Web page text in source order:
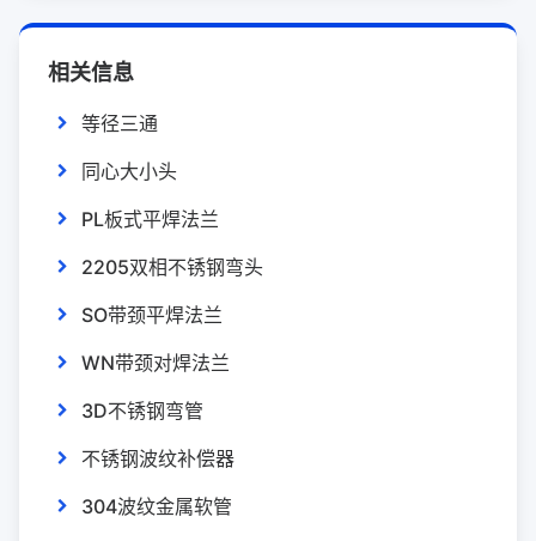
相关信息
等径三通
同心大小头
PL板式平焊法兰
2205双相不锈钢弯头
SO带颈平焊法兰
WN带颈对焊法兰
3D不锈钢弯管
不锈钢波纹补偿器
304波纹金属软管